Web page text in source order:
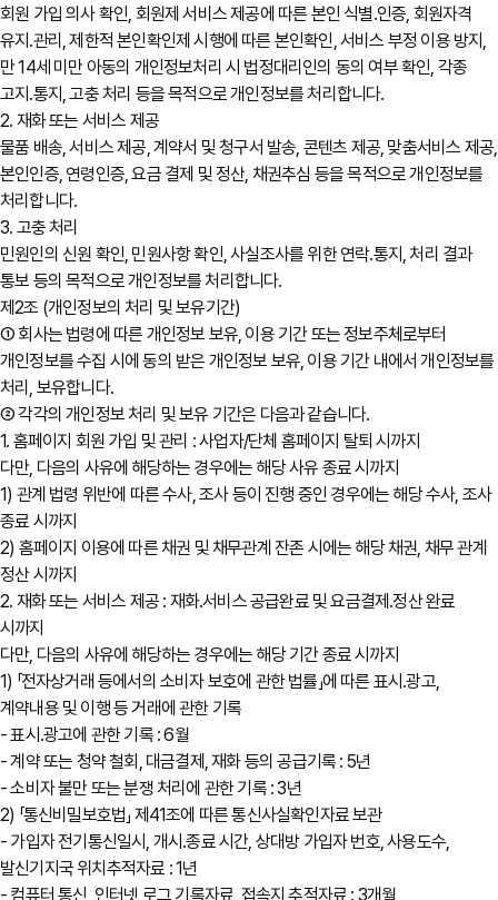
회원 가입 의사 확인, 회원제 서비스 제공에 따른 본인 식별․인증, 회원자격
유지․관리, 제한적 본인확인제 시행에 따른 본인확인, 서비스 부정 이용 방지,
만 14세 미만 아동의 개인정보처리 시 법정대리인의 동의 여부 확인, 각종
고지․통지, 고충 처리 등을 목적으로 개인정보를 처리합니다.
2. 재화 또는 서비스 제공
물품 배송, 서비스 제공, 계약서 및 청구서 발송, 콘텐츠 제공, 맞춤서비스 제공,
본인인증, 연령인증, 요금 결제 및 정산, 채권추심 등을 목적으로 개인정보를
처리합니다.
3. 고충 처리
민원인의 신원 확인, 민원사항 확인, 사실조사를 위한 연락․통지, 처리 결과
통보 등의 목적으로 개인정보를 처리합니다.
제2조 (개인정보의 처리 및 보유기간)
① 회사는 법령에 따른 개인정보 보유, 이용 기간 또는 정보주체로부터
개인정보를 수집 시에 동의 받은 개인정보 보유, 이용 기간 내에서 개인정보를
처리, 보유합니다.
② 각각의 개인정보 처리 및 보유 기간은 다음과 같습니다.
1. 홈페이지 회원 가입 및 관리 : 사업자/단체 홈페이지 탈퇴 시까지
다만, 다음의 사유에 해당하는 경우에는 해당 사유 종료 시까지
1) 관계 법령 위반에 따른 수사, 조사 등이 진행 중인 경우에는 해당 수사, 조사
종료 시까지
2) 홈페이지 이용에 따른 채권 및 채무관계 잔존 시에는 해당 채권, 채무 관계
정산 시까지
2. 재화 또는 서비스 제공 : 재화․서비스 공급완료 및 요금결제․정산 완료
시까지
다만, 다음의 사유에 해당하는 경우에는 해당 기간 종료 시까지
1) 「전자상거래 등에서의 소비자 보호에 관한 법률」에 따른 표시․광고,
계약내용 및 이행 등 거래에 관한 기록
- 표시․광고에 관한 기록 : 6월
- 계약 또는 청약 철회, 대금결제, 재화 등의 공급기록 : 5년
- 소비자 불만 또는 분쟁 처리에 관한 기록 : 3년
2) 「통신비밀보호법」 제41조에 따른 통신사실확인자료 보관
- 가입자 전기통신일시, 개시․종료 시간, 상대방 가입자 번호, 사용도수,
발신기지국 위치추적자료 : 1년
- 컴퓨터 통신, 인터넷 로그 기록자료, 접속지 추적자료 : 3개월